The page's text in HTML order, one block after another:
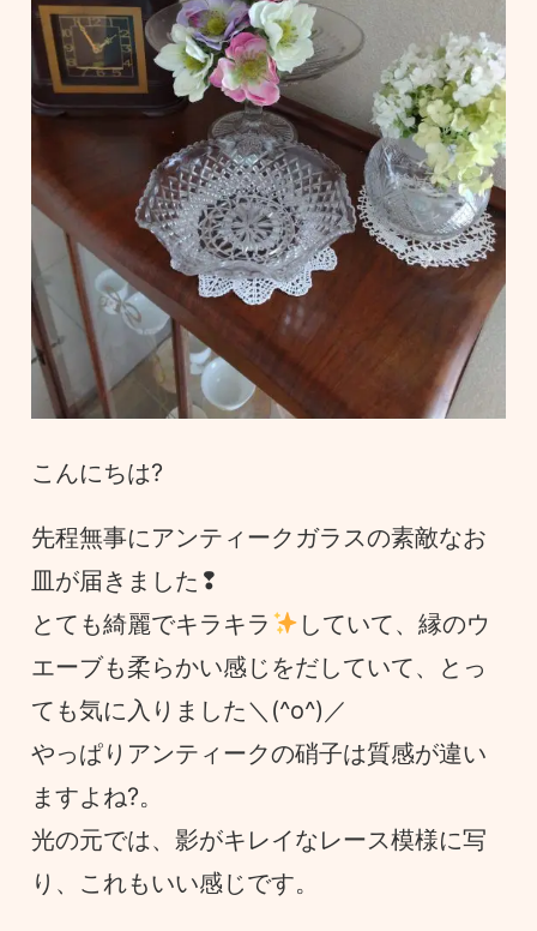
こんにちは?
先程無事にアンティークガラスの素敵なお
皿が届きました❢
とても綺麗でキラキラ
していて、縁のウ
エーブも柔らかい感じをだしていて、とっ
ても気に入りました＼(^o^)／
やっぱりアンティークの硝子は質感が違い
ますよね?。
光の元では、影がキレイなレース模様に写
り、これもいい感じです。